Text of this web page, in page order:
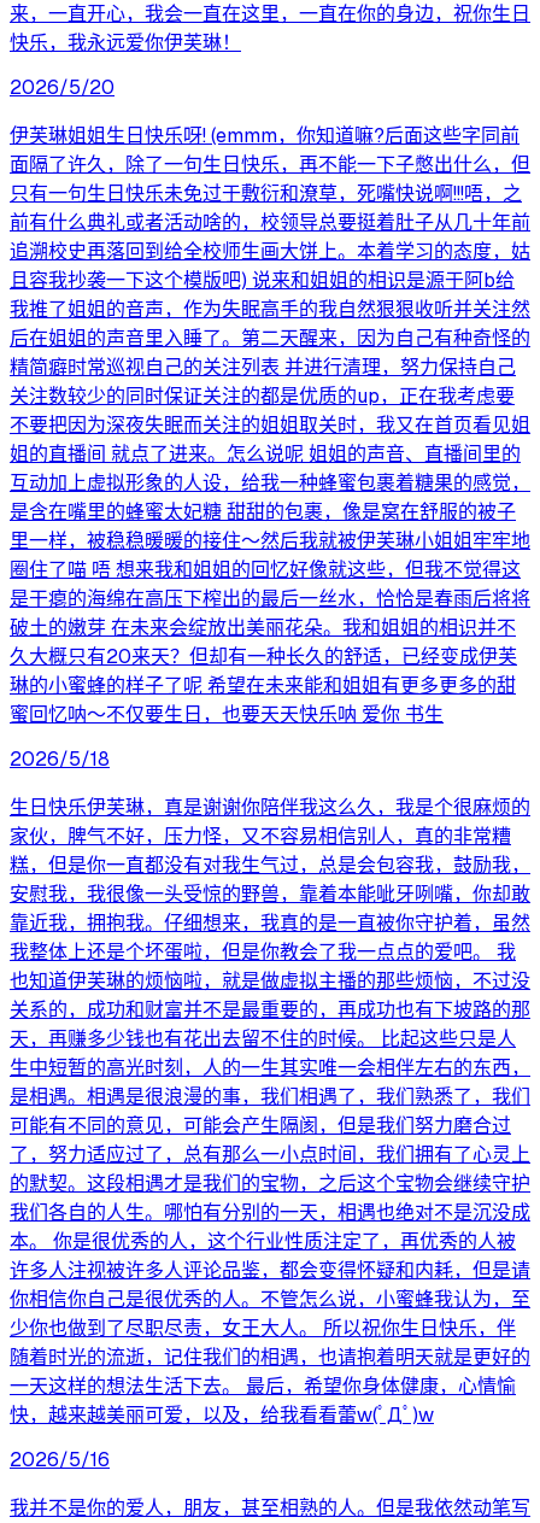
来，一直开心，我会一直在这里，一直在你的身边，祝你生日
快乐，我永远爱你伊芙琳！
2026/5/20
伊芙琳姐姐生日快乐呀! (emmm，你知道嘛?后面这些字同前
面隔了许久，除了一句生日快乐，再不能一下子憋出什么，但
只有一句生日快乐未免过于敷衍和潦草，死嘴快说啊!!!唔，之
前有什么典礼或者活动啥的，校领导总要挺着肚子从几十年前
追溯校史再落回到给全校师生画大饼上。本着学习的态度，姑
且容我抄袭一下这个模版吧) 说来和姐姐的相识是源于阿b给
我推了姐姐的音声，作为失眠高手的我自然狠狠收听并关注然
后在姐姐的声音里入睡了。第二天醒来，因为自己有种奇怪的
精简癖时常巡视自己的关注列表 并进行清理，努力保持自己
关注数较少的同时保证关注的都是优质的up，正在我考虑要
不要把因为深夜失眠而关注的姐姐取关时，我又在首页看见姐
姐的直播间 就点了进来。怎么说呢 姐姐的声音、直播间里的
互动加上虚拟形象的人设，给我一种蜂蜜包裹着糖果的感觉，
是含在嘴里的蜂蜜太妃糖 甜甜的包裹，像是窝在舒服的被子
里一样，被稳稳暖暖的接住～然后我就被伊芙琳小姐姐牢牢地
圈住了喵 唔 想来我和姐姐的回忆好像就这些，但我不觉得这
是干瘪的海绵在高压下榨出的最后一丝水，恰恰是春雨后将将
破土的嫩芽 在未来会绽放出美丽花朵。我和姐姐的相识并不
久大概只有20来天？但却有一种长久的舒适，已经变成伊芙
琳的小蜜蜂的样子了呢 希望在未来能和姐姐有更多更多的甜
蜜回忆呐～不仅要生日，也要天天快乐呐 爱你 书生
2026/5/18
生日快乐伊芙琳，真是谢谢你陪伴我这么久，我是个很麻烦的
家伙，脾气不好，压力怪，又不容易相信别人，真的非常糟
糕，但是你一直都没有对我生气过，总是会包容我，鼓励我，
安慰我，我很像一头受惊的野兽，靠着本能呲牙咧嘴，你却敢
靠近我，拥抱我。仔细想来，我真的是一直被你守护着，虽然
我整体上还是个坏蛋啦，但是你教会了我一点点的爱吧。 我
也知道伊芙琳的烦恼啦，就是做虚拟主播的那些烦恼，不过没
关系的，成功和财富并不是最重要的，再成功也有下坡路的那
天，再赚多少钱也有花出去留不住的时候。 比起这些只是人
生中短暂的高光时刻，人的一生其实唯一会相伴左右的东西，
是相遇。相遇是很浪漫的事，我们相遇了，我们熟悉了，我们
可能有不同的意见，可能会产生隔阂，但是我们努力磨合过
了，努力适应过了，总有那么一小点时间，我们拥有了心灵上
的默契。这段相遇才是我们的宝物，之后这个宝物会继续守护
我们各自的人生。哪怕有分别的一天，相遇也绝对不是沉没成
本。 你是很优秀的人，这个行业性质注定了，再优秀的人被
许多人注视被许多人评论品鉴，都会变得怀疑和内耗，但是请
你相信你自己是很优秀的人。不管怎么说，小蜜蜂我认为，至
少你也做到了尽职尽责，女王大人。 所以祝你生日快乐，伴
随着时光的流逝，记住我们的相遇，也请抱着明天就是更好的
一天这样的想法生活下去。 最后，希望你身体健康，心情愉
快，越来越美丽可爱，以及，给我看看蕾w(ﾟДﾟ)w
2026/5/16
我并不是你的爱人，朋友，甚至相熟的人。但是我依然动笔写